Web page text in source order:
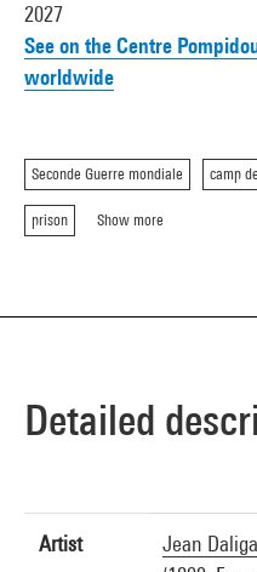
2027
See on the Centre
worldwide
Seconde Guerre mondiale camp
prison Show more
Detailed
Artist
Jean